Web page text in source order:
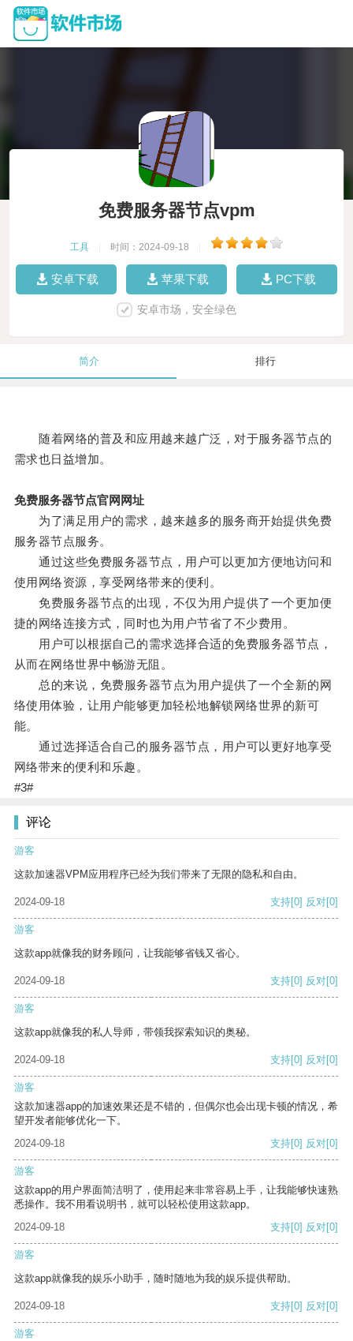
免费服务器节点vpm
工具 时间：2024-09-18
安卓下载 苹果下载 PC下载
安卓市场，安全绿色
简介 排行
随着网络的普及和应用越来越广泛，对于服务器节点的
需求也日益增加。
免费服务器节点官网网址
为了满足用户的需求，越来越多的服务商开始提供免费
服务器节点服务。
通过这些免费服务器节点，用户可以更加方便地访问和
使用网络资源，享受网络带来的便利。
免费服务器节点的出现，不仅为用户提供了一个更加便
捷的网络连接方式，同时也为用户节省了不少费用。
用户可以根据自己的需求选择合适的免费服务器节点，
从而在网络世界中畅游无阻。
总的来说，免费服务器节点为用户提供了一个全新的网
络使用体验，让用户能够更加轻松地解锁网络世界的新可
能。
通过选择适合自己的服务器节点，用户可以更好地享受
网络带来的便利和乐趣。
#3#
评论
游客
这款加速器VPM应用程序已经为我们带来了无限的隐私和自由。
2024-09-18 支持[0] 反对[0]
游客
这款app就像我的财务顾问，让我能够省钱又省心。
2024-09-18 支持[0] 反对[0]
游客
这款app就像我的私人导师，带领我探索知识的奥秘。
2024-09-18 支持[0] 反对[0]
游客
这款加速器app的加速效果还是不错的，但偶尔也会出现卡顿的情况，希
望开发者能够优化一下。
2024-09-18
支持[0] 反对[0]
游客
这款app的用户界面简洁明了，使用起来非常容易上手，让我能够快速熟
悉操作。我不用看说明书，就可以轻松使用这款app。
2024-09-18
支持[0] 反对[0]
游客
这款app就像我的娱乐小助手，随时随地为我的娱乐提供帮助。
2024-09-18 支持[0] 反对[0]
游客